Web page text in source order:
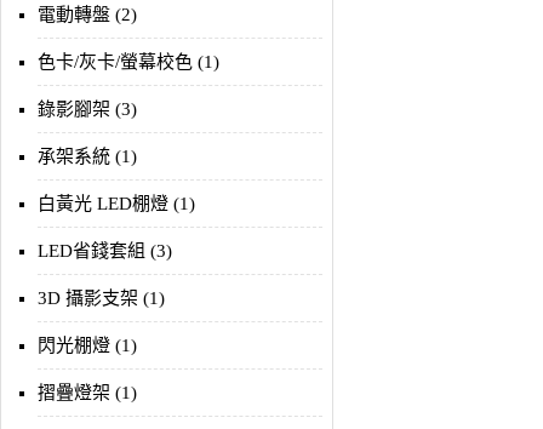
電動轉盤 (2)
色卡/灰卡/螢幕校色 (1)
錄影腳架 (3)
承架系統 (1)
白黃光 LED棚燈 (1)
LED省錢套組 (3)
3D 攝影支架 (1)
閃光棚燈 (1)
摺疊燈架 (1)